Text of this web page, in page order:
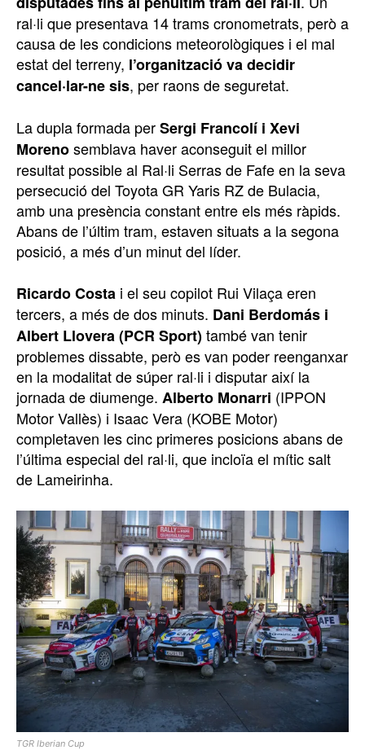
ral·li que presentava 14 trams cronometrats, però a
causa de les condicions meteorològiques i el mal
estat del terreny, l’organització va decidir
cancel·lar-ne sis, per raons de seguretat.
La dupla formada perSergi Francolí i Xevi
Morenosemblava haver aconseguit el millor
resultat possible al Ral·li Serras de Fafe en la seva
persecució del Toyota GR Yaris RZ de Bulacia,
amb una presència constant entre els més ràpids.
Abans de l’últim tram, estaven situats a la segona
posició, a més d’un minut del líder.
Ricardo Costa i el seu copilot Rui Vilaça eren
tercers, a més de dos minuts. Dani Berdomás i
Albert Llovera (PCR Sport)també van tenir
problemes dissabte, però es van poder reenganxar
en la modalitat de súper ral·li i disputar així la
jornada de diumenge. Alberto Monarri (IPPON
Motor Vallès) i Isaac Vera (KOBE Motor)
completaven les cinc primeres posicions abans de
l’última especial del ral·li, que incloïa el mític salt
de Lameirinha.
TGR Iberian Cup